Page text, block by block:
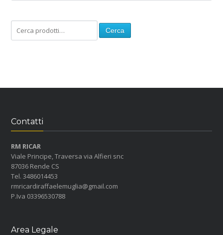
Cerca
Contatti
RM RICAR
Viale Principe, Traversa via Alfieri snc
87036 Rende CS
Tel. 3486014453
rmricardiraffaelemuglia@gmail.com
P.Iva 03396530788
Area Legale